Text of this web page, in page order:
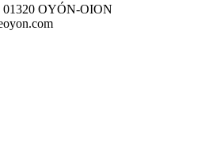
OYÓN-OION